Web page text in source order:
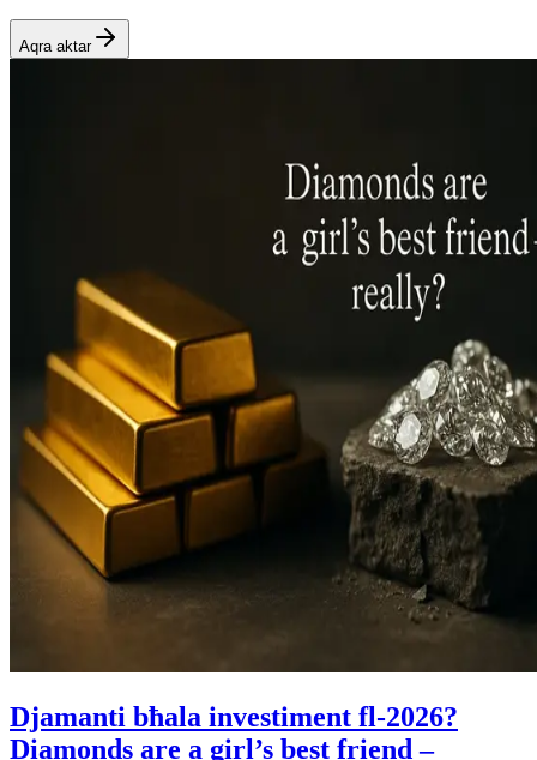
Aqra aktar
Djamanti bħala investiment fl-2026?
Diamonds are a girl’s best friend –